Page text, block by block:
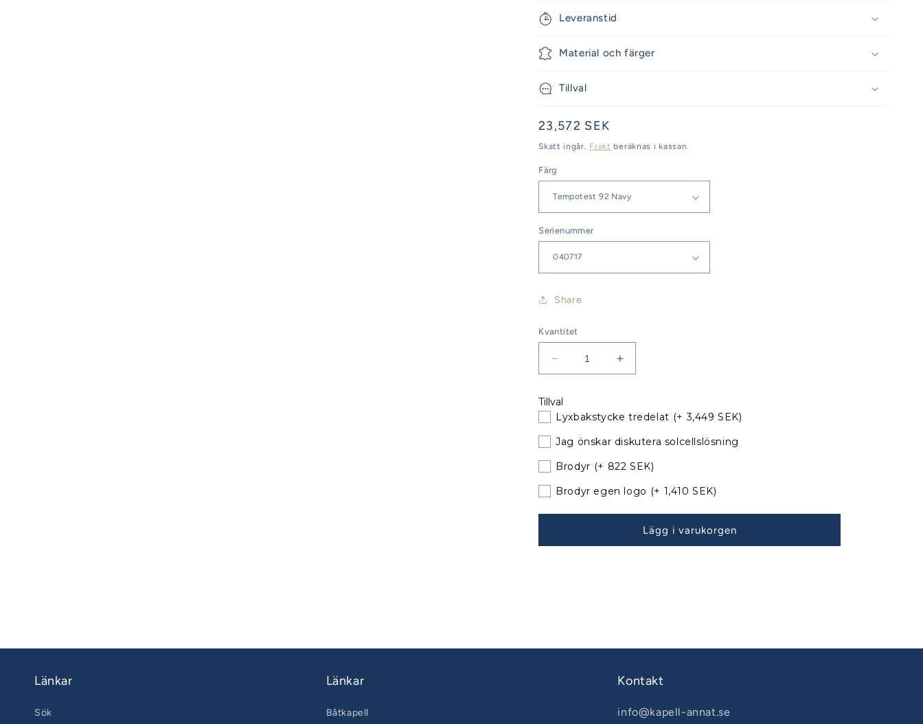
Leveranstid
Material och färger
Tillval
Ordinarie
pris
23,572 SEK
Skatt ingår. Frakt beräknas i kassan.
Färg
Serienummer
Share
Kvantitet
Minska
kvantitet
Bavaria
42
Match
Sittbrunnskapell
Classic
befintliga
Öka
kvantitet
42
Match
Classic
befintliga
040717
Tillval
Lyxbakstycke tredelat (+ 3,449 SEK)
Jag önskar diskutera solcellslösning
Brodyr (+ 822 SEK)
Brodyr egen logo (+ 1,410 SEK)
Lägg i varukorgen
Länkar
Sök
Länkar
Båtkapell
Kontakt
info@kapell-annat.se